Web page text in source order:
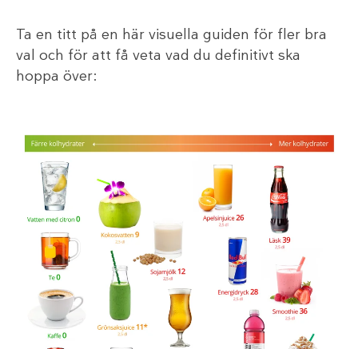
Ta en titt på en här visuella guiden för fler bra
val och för att få veta vad du definitivt ska
hoppa över: